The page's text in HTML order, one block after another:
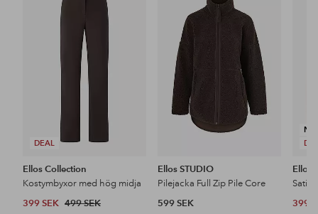
DEAL
Ellos Collection
Kostymbyxor med hög midja
399 SEK 499 SEK
favoriter
Ellos STUDIO
Pilejacka Full Zip Pile Core
599 SEK
Ellos
399